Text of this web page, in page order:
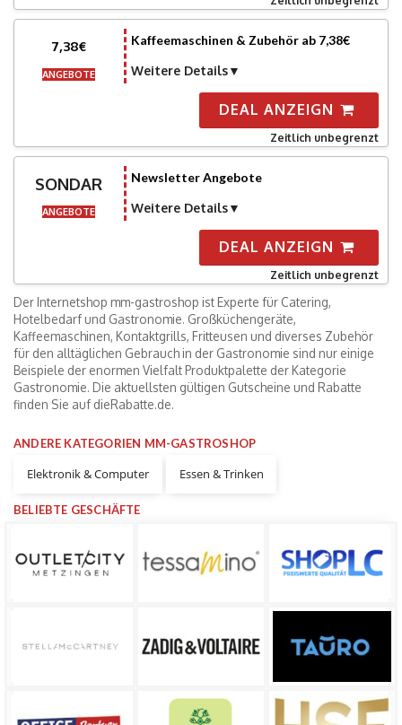
7,38€
ANGEBOTE
Kaffeemaschinen & Zubehör ab 7,38€
Weitere Details
DEAL ANZEIGN
Zeitlich unbegrenzt
SONDAR
ANGEBOTE
Newsletter Angebote
Weitere Details
DEAL ANZEIGN
Zeitlich unbegrenzt
Der Internetshop mm-gastroshop ist Experte für Catering,
Hotelbedarf und Gastronomie. Großküchengeräte,
Kaffeemaschinen, Kontaktgrills, Fritteusen und diverses Zubehör
für den alltäglichen Gebrauch in der Gastronomie sind nur einige
Beispiele der enormen Vielfalt Produktpalette der Kategorie
Gastronomie. Die aktuellsten gültigen Gutscheine und Rabatte
finden Sie auf dieRabatte.de.
ANDERE KATEGORIEN MM-GASTROSHOP
Elektronik & Computer Essen & Trinken
BELIEBTE GESCHÄFTE